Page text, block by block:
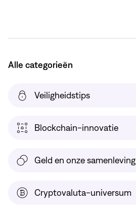
Alle categorieën
Veiligheidstips
Blockchain-innovatie
Geld en onze samenleving
Cryptovaluta-universum